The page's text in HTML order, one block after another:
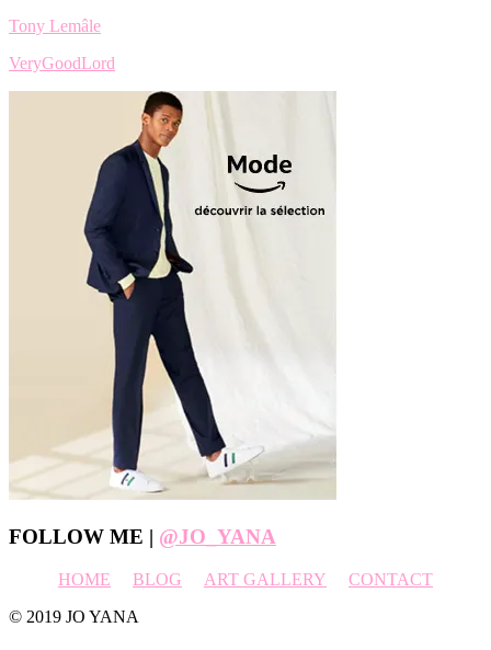
Tony Lemâle
VeryGoodLord
Footer
FOLLOW ME | @JO_YANA
HOME BLOG ART GALLERY
CONTACT
© 2019 JO YANA